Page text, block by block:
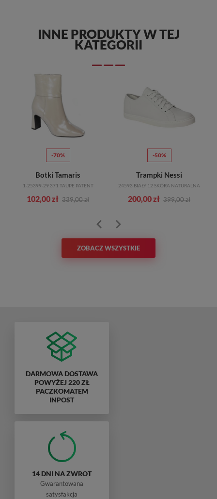
INNE PRODUKTY W TEJ
KATEGORII
-70%
Botki Tamaris
1-25399-29 371 TAUPE PATENT
102,00 zł 339,00 zł
-50%
Trampki Nessi
24593 BIAŁY 12 SKÓRA NATURALNA
200,00 zł 399,00 zł
ZOBACZ WSZYSTKIE
DARMOWA DOSTAWA
POWYŻEJ 220 ZŁ
PACZKOMATEM
INPOST
14 DNI NA ZWROT
Gwarantowana
satysfakcja